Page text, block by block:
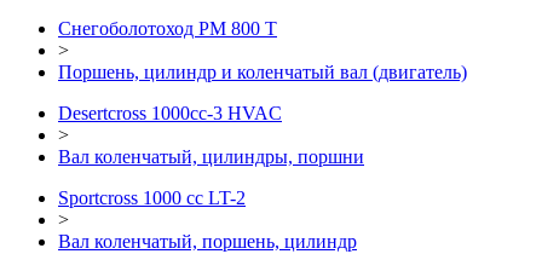
Снегоболотоход РМ 800 Т
>
Поршень, цилиндр и коленчатый вал (двигатель)
Desertcross 1000cc-3 HVAC
>
Вал коленчатый, цилиндры, поршни
Sportcross 1000 cc LT-2
>
Вал коленчатый, поршень, цилиндр